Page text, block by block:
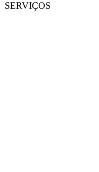
SERVIÇOS